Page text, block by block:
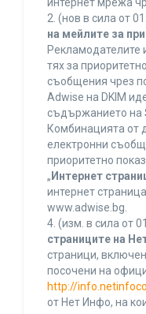
интернет мрежа
2. (нов в сила от
на мейлите за
Рекламодателите
тях за
съобщения чрез
Adwise на DKIM
съдържанието на
Комбинацията от
електронни
приоритетно
„ Интернет
интернет
www.adwise.bg.
4. (изм. в сила от
страниците на
страници,
посочени на
http://
от Нет Инфо, на